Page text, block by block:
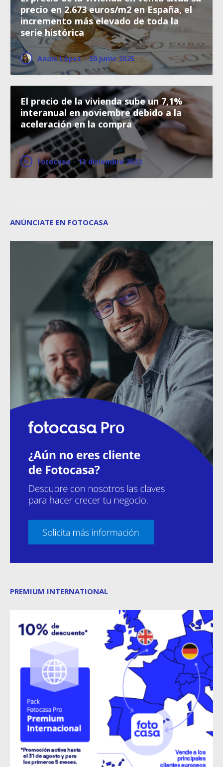
precio en 2.673 euros/m2 en España, el
incremento más elevado de toda la
serie histórica
Anaïs López · 30 junio 2025
El precio de la vivienda sube un 7,1%
interanual en noviembre debido a la
aceleración en la compra
Fotocasa · 13 diciembre 2022
ANÚNCIATE EN FOTOCASA
PREMIUM INTERNATIONAL